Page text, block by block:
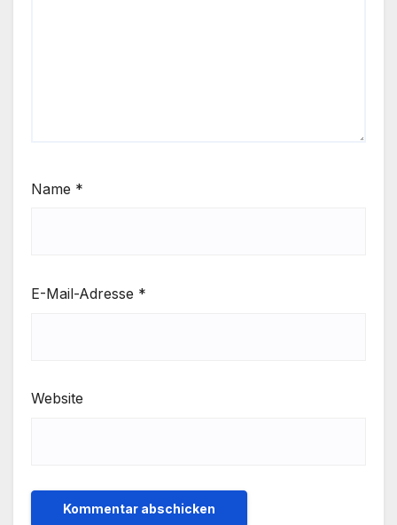
Name *
E-Mail-Adresse *
Website